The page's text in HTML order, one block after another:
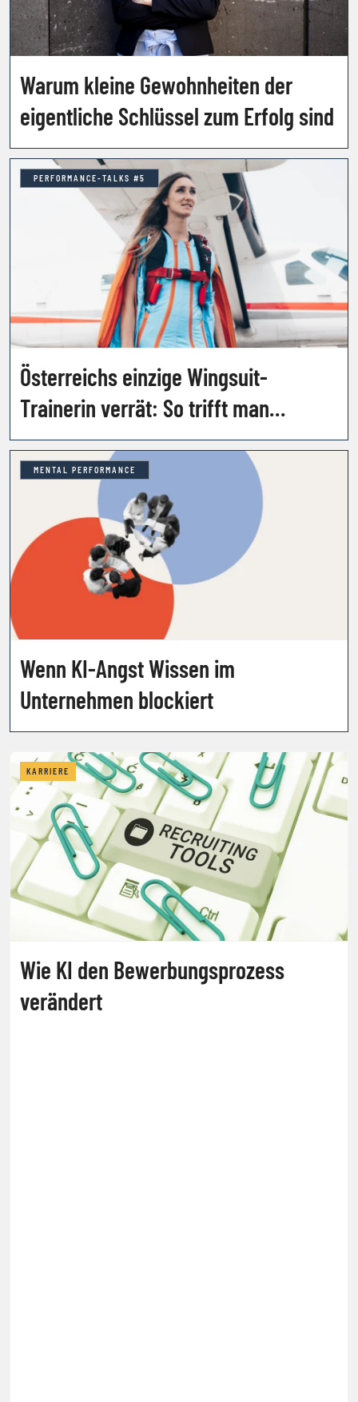
Warum kleine Gewohnheiten der
eigentliche Schlüssel zum Erfolg sind
PERFORMANCE-TALKS #5
Österreichs einzige Wingsuit-
Trainerin verrät: So trifft man
Entscheidungen in
Sekundenbruchteilen
MENTAL PERFORMANCE
Wenn KI-Angst Wissen im
Unternehmen blockiert
KARRIERE
Wie KI den Bewerbungsprozess
verändert